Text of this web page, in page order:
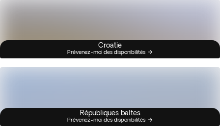
Croatie
Prévenez-moi des disponibilités
Républiques baltes
Prévenez-moi des disponibilités